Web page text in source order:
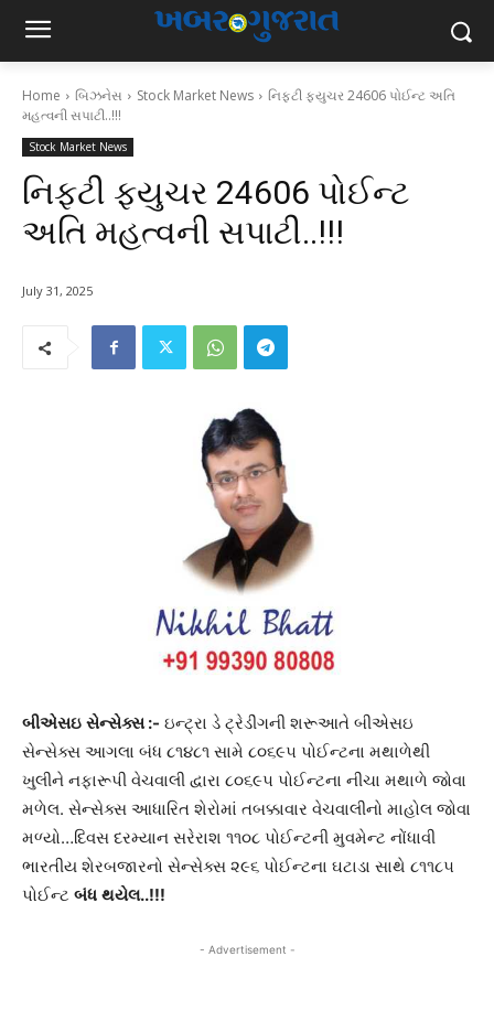
Home બિઝનેસ Stock Market News
નિફટી ફ્યુચર 24606 પોઈન્ટ અતિ
મહત્વની સપાટી..!!!
Stock Market News
નિફટી ફ્યુચર 24606 પોઈન્ટ
અતિ મહત્વની સપાટી..!!!
July 31, 2025
બીએસઇ સેન્સેક્સ:- ઇન્ટ્રા ડે ટ્રેડીંગની શરૂઆતે બીએસઇ
સેન્સેક્સ આગલા બંધ ૮૧૪૮૧ સામે ૮૦૬૯૫ પોઈન્ટના મથાળેથી
ખુલીને નફારૂપી વેચવાલી દ્વારા ૮૦૬૯૫ પોઈન્ટના નીચા મથાળે જોવા
મળેલ. સેન્સેક્સ આધારિત શેરોમાં તબક્કાવાર વેચવાલીનો માહોલ જોવા
મળ્યો…દિવસ દરમ્યાન સરેરાશ ૧૧૦૮ પોઈન્ટની મુવમેન્ટ નોંધાવી
ભારતીય શેરબજારનો સેન્સેક્સ ૨૯૬ પોઈન્ટના ઘટાડા સાથે ૮૧૧૮૫
પોઈન્ટ બંધ થયેલ..!!!
- Advertisement -